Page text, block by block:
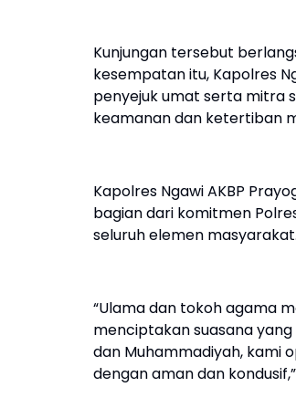
Kunjungan tersebut
kesempatan itu, Kapolres
penyejuk umat serta mitra
keamanan dan ketertiban
Kapolres Ngawi AKBP
bagian dari komitmen
seluruh elemen masyarakat.
“Ulama dan tokoh agama
menciptakan suasana yang
dan Muhammadiyah, kami
dengan aman dan